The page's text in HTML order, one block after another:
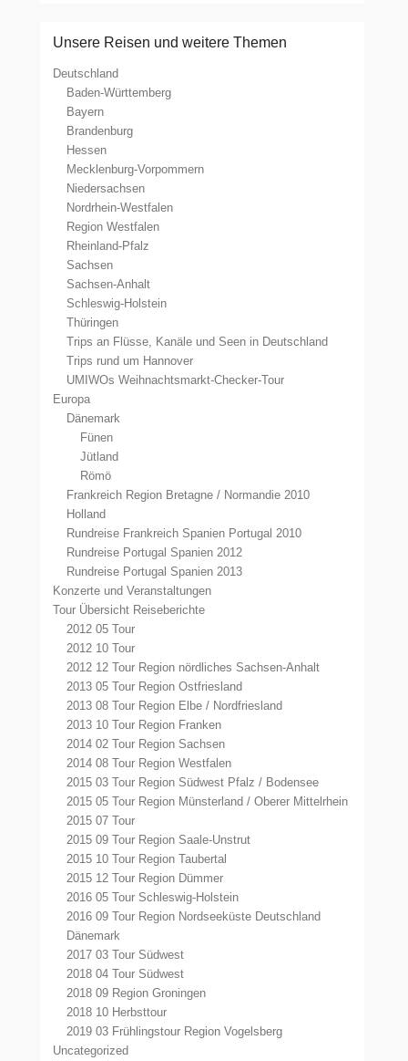
Unsere Reisen und weitere Themen
Deutschland
Baden-Württemberg
Bayern
Brandenburg
Hessen
Mecklenburg-Vorpommern
Niedersachsen
Nordrhein-Westfalen
Region Westfalen
Rheinland-Pfalz
Sachsen
Sachsen-Anhalt
Schleswig-Holstein
Thüringen
Trips an Flüsse, Kanäle und Seen in Deutschland
Trips rund um Hannover
UMIWOs Weihnachtsmarkt-Checker-Tour
Europa
Dänemark
Fünen
Jütland
Römö
Frankreich Region Bretagne / Normandie 2010
Holland
Rundreise Frankreich Spanien Portugal 2010
Rundreise Portugal Spanien 2012
Rundreise Portugal Spanien 2013
Konzerte und Veranstaltungen
Tour Übersicht Reiseberichte
2012 05 Tour
2012 10 Tour
2012 12 Tour Region nördliches Sachsen-Anhalt
2013 05 Tour Region Ostfriesland
2013 08 Tour Region Elbe / Nordfriesland
2013 10 Tour Region Franken
2014 02 Tour Region Sachsen
2014 08 Tour Region Westfalen
2015 03 Tour Region Südwest Pfalz / Bodensee
2015 05 Tour Region Münsterland / Oberer Mittelrhein
2015 07 Tour
2015 09 Tour Region Saale-Unstrut
2015 10 Tour Region Taubertal
2015 12 Tour Region Dümmer
2016 05 Tour Schleswig-Holstein
2016 09 Tour Region Nordseeküste Deutschland
Dänemark
2017 03 Tour Südwest
2018 04 Tour Südwest
2018 09 Region Groningen
2018 10 Herbsttour
2019 03 Frühlingstour Region Vogelsberg
Uncategorized